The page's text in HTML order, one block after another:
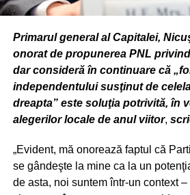
Administraţia Naţională a
”Totodată, în blocul de paradă vor
de militari străini, în cadrul unor
Franţa, Macedonia de Nord,
Luxemburg, Polonia, Portugalia,
Americii şi Ţările de Jos, precum şi
contributoare la structurile NATO de
alcătuit din circa 130 mijloace
aerian cuprinde 40 de aeronave
care 23 de echipamente militare
Primarul general al Capitalei,
onorat de propunerea PNL
dar consideră în continuare că
independentului susţinut de
dreapta” este soluţia potrivită, în
alegerilor locale de anul viitor,
„Evident, mă onorează faptul că
se gândeşte la mine ca la un
de asta, noi suntem într-un context